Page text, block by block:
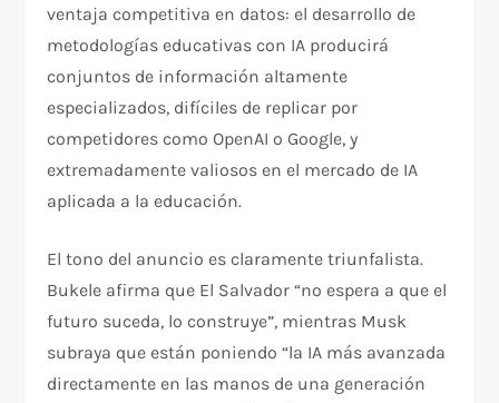
ventaja competitiva en datos: el desarrollo de
metodologías educativas con IA producirá
conjuntos de información altamente
especializados, difíciles de replicar por
competidores como OpenAI o Google, y
extremadamente valiosos en el mercado de IA
aplicada a la educación.
El tono del anuncio es claramente triunfalista.
Bukele afirma que El Salvador “no espera a que el
futuro suceda, lo construye”, mientras Musk
subraya que están poniendo “la IA más avanzada
directamente en las manos de una generación